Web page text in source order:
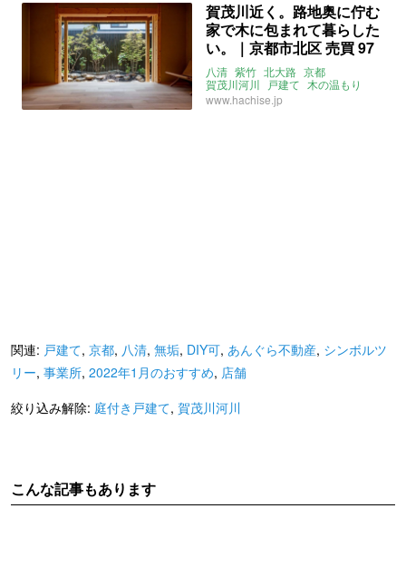
賀茂川近く。路地奥に佇む
家で木に包まれて暮らした
い。｜京都市北区 売買 97
㎡
八清 紫竹 北大路 京都
賀茂川河川
戸建て 木の温もり
庭付き戸建て ワークスペース
和モダン
www.hachise.jp
関連: 戸建て, 京都, 八清, 無垢, DIY可, あんぐら不動産, シンボルツ
リー, 事業所, 2022年1月のおすすめ, 店舗
絞り込み解除: 庭付き戸建て, 賀茂川河川
こんな記事もあります